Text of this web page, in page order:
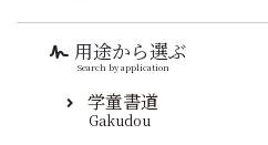
用途から選ぶ
Search by application
学童書道
Gakudou